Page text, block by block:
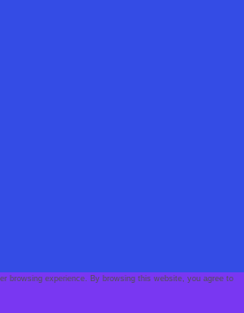
browsing experience. By browsing this website, you agree to